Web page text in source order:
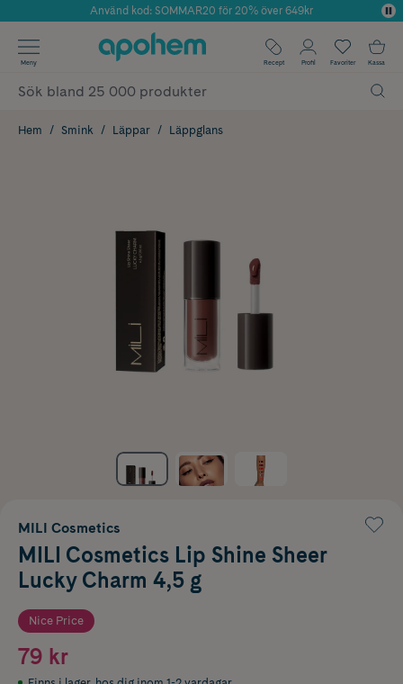
Årets Butik 2025 inom Skönhet
Använd kod: SOMMAR20 för 20% över 649kr
✓ Fri frakt
✓ Poäng på alla köp*
Meny Recept Profil Favoriter Kassa
Hem Smink Läppar Läppglans
MILI Cosmetics
MILI Cosmetics Lip Shine Sheer
Lucky Charm 4,5 g
Nice Price
79 kr